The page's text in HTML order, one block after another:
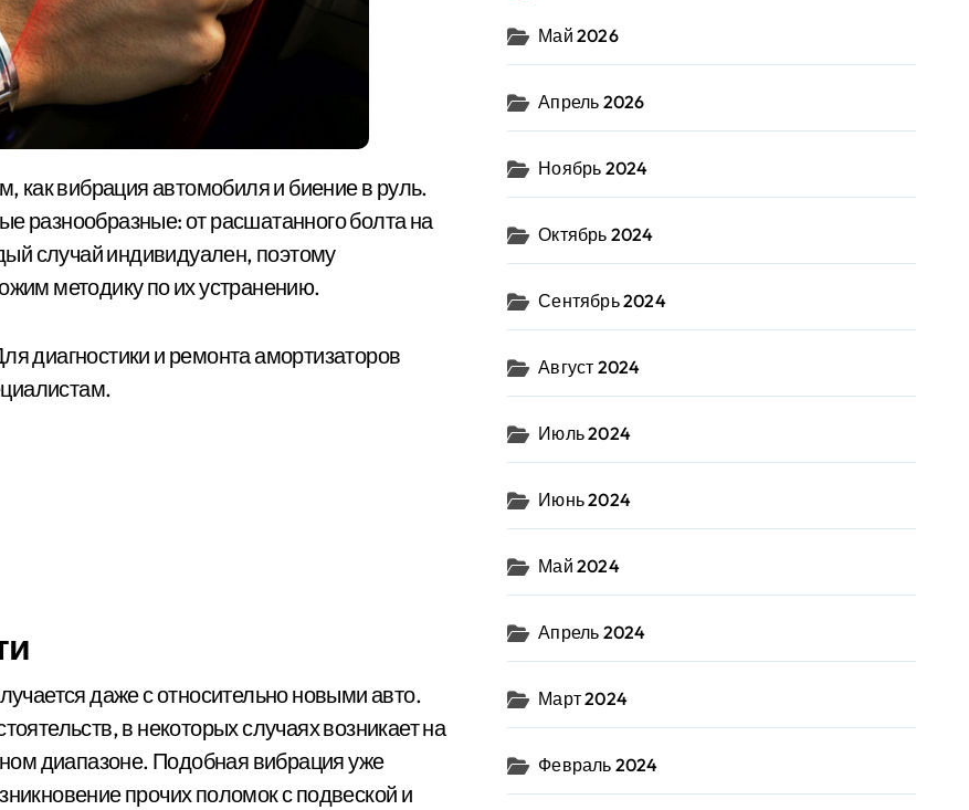
разнообразные: от расшатанного болта на
случай индивидуален, поэтому
методику по их устранению.
диагностики и ремонта амортизаторов
даже с относительно новыми авто.
в некоторых случаях возникает на
диапазоне. Подобная вибрация уже
прочих поломок с подвеской и
Май 2026
Апрель 2026
Ноябрь 2024
Октябрь 2024
Сентябрь 2024
Август 2024
Июль 2024
Июнь 2024
Май 2024
Апрель 2024
Март 2024
Февраль 2024